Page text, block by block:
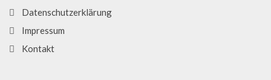
Datenschutzerklärung
Impressum
Kontakt